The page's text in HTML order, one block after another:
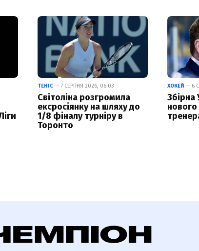
ТЕНІС— 7 СЕРПНЯ 2026, 06:03
Світоліна розгромила
ексросіянку на шляху до
1/8 фіналу турніру в
Торонто
ХОКЕЙ — 6
Збірна